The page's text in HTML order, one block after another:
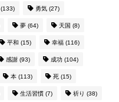
(133) 勇気 (27)
夢 (64) 天国 (8)
平和 (15) 幸福 (116)
感謝 (93) 成功 (104)
本 (113) 死 (15)
生活習慣 (7) 祈り (38)